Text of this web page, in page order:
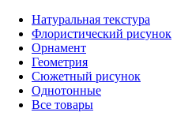
Натуральная текстура
Флористический рисунок
Орнамент
Геометрия
Сюжетный рисунок
Однотонные
Все товары